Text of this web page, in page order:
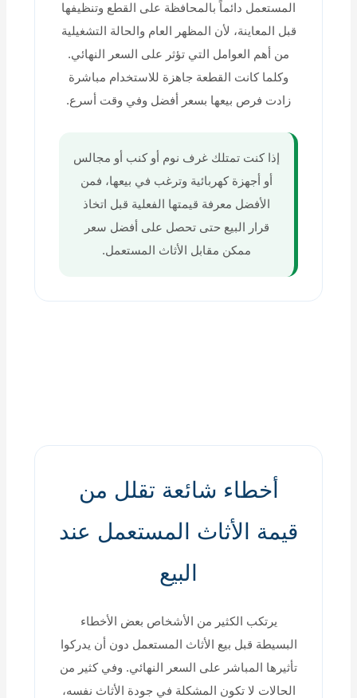
المستعمل دائماً بالمحافظة على القطع وتنظيفها
قبل المعاينة، لأن المظهر العام والحالة التشغيلية
من أهم العوامل التي تؤثر على السعر النهائي.
وكلما كانت القطعة جاهزة للاستخدام مباشرة
زادت فرص بيعها بسعر أفضل وفي وقت أسرع.
إذا كنت تمتلك غرف نوم أو كنب أو مجالس
أو أجهزة كهربائية وترغب في بيعها، فمن
الأفضل معرفة قيمتها الفعلية قبل اتخاذ
قرار البيع حتى تحصل على أفضل سعر
ممكن مقابل الأثاث المستعمل.
أخطاء شائعة تقلل من
قيمة الأثاث المستعمل عند
البيع
يرتكب الكثير من الأشخاص بعض الأخطاء
البسيطة قبل بيع الأثاث المستعمل دون أن يدركوا
تأثيرها المباشر على السعر النهائي. وفي كثير من
الحالات لا تكون المشكلة في جودة الأثاث نفسه،